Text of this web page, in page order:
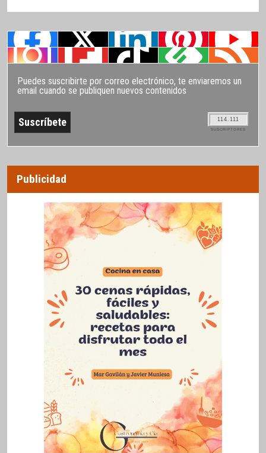
Puedes suscribirte por correo electrónico, te enviaremos un
email cuando se publiquen nuevos contenidos
114.111
SUSCRIPTORES
Publicidad